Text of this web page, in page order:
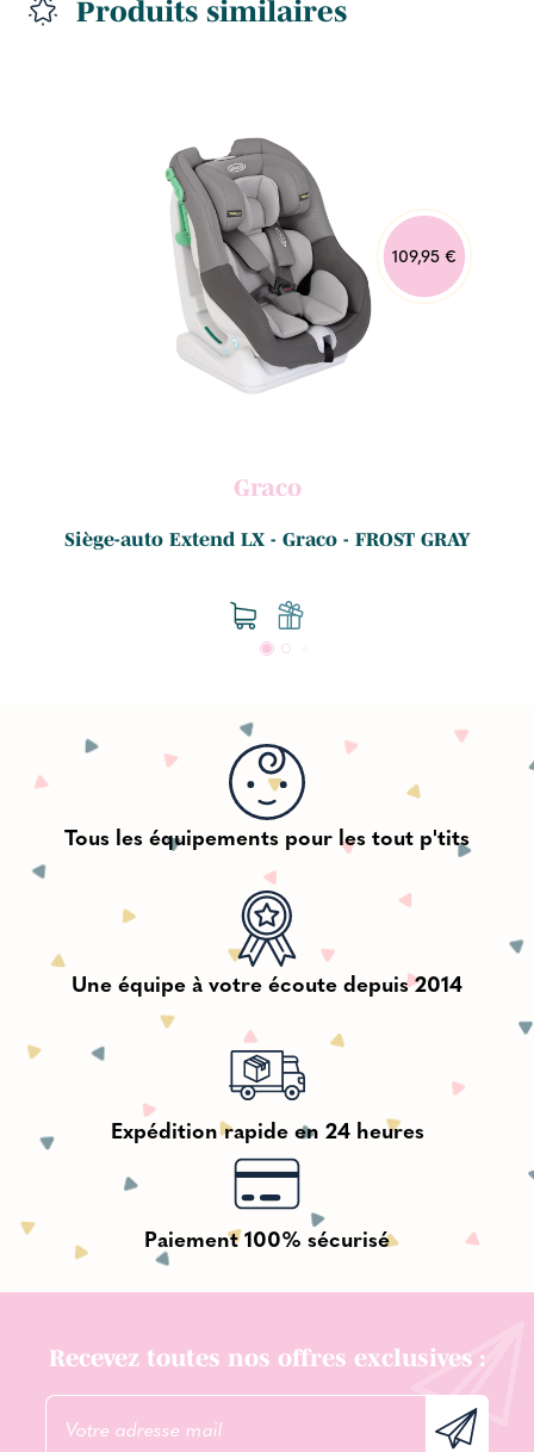
Produits similaires
109,95 €
Graco
Siège-auto Extend LX - Graco - FROST GRAY
Tous les équipements pour les tout p'tits
Une équipe à votre écoute depuis 2014
Expédition rapide en 24 heures
Paiement 100% sécurisé
Recevez toutes nos offres exclusives :